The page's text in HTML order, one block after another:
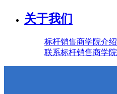
关于我们
标杆销售商学院介绍
联系标杆销售商学院